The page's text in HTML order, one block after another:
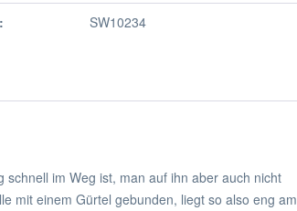
SW10234
im Weg ist, man auf ihn aber auch nicht
mit einem Gürtel gebunden, liegt so also eng am